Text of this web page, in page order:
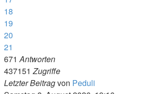
18
19
20
21
671Antworten
437151Zugriffe
Letzter Beitragvon Peduli